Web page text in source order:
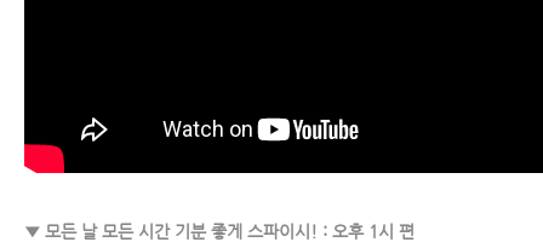
▼ 모든 날 모든 시간 기분 좋게 스파이시! : 오후 1시 편